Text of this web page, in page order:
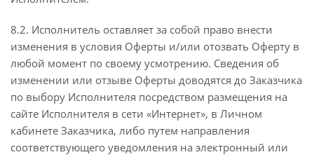
8.2. Исполнитель оставляет за собой право внести
изменения в условия Оферты и/или отозвать Оферту в
любой момент по своему усмотрению. Сведения об
изменении или отзыве Оферты доводятся до Заказчика
по выбору Исполнителя посредством размещения на
сайте Исполнителя в сети «Интернет», в Личном
кабинете Заказчика, либо путем направления
соответствующего уведомления на электронный или